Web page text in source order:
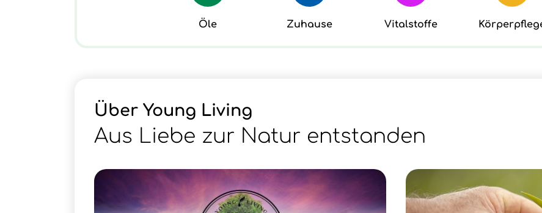
Öle Zuhause Vitalstoffe
Über Young Living
Aus Liebe zur Natur entstanden